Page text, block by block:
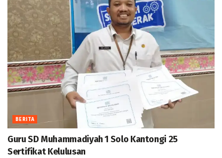
BERITA
Guru SD Muhammadiyah 1 Solo Kantongi 25
Sertifikat Kelulusan